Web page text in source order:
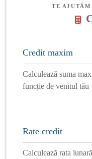
TE
Credit maxim
Calculează suma
funcție de venitul tău
Rate credit
Calculează rata